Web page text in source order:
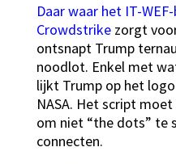
Daar waar het IT-
Crowdstrikezorgt
ontsnapt Trump
noodlot. Enkel met
lijkt Trump op het
NASA. Het script
om niet “the dots” te
connecten.